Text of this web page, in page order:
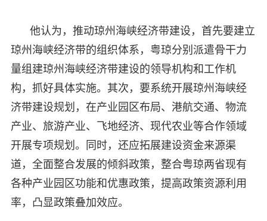
他认为，推动琼州海峡经济带建设，首先要建立
琼州海峡经济带的组织体系，粤琼分别派遣骨干力
量组建琼州海峡经济带建设的领导机构和工作机
构，抓好具体实施。其次，要系统开展琼州海峡经
济带建设规划，在产业园区布局、港航交通、物流
产业、旅游产业、飞地经济、现代农业等合作领域
开展专项规划。同时，还应拓展建设资金来源渠
道，全面整合发展的倾斜政策，整合粤琼两省现有
各种产业园区功能和优惠政策，提高政策资源利用
率，凸显政策叠加效应。